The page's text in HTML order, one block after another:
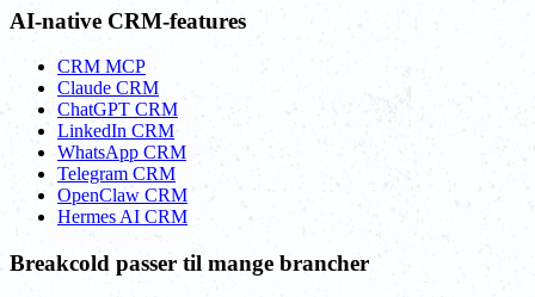
AI-native CRM-features
CRM MCP
Claude CRM
ChatGPT CRM
LinkedIn CRM
WhatsApp CRM
Telegram CRM
OpenClaw CRM
Hermes AI CRM
Breakcold passer til mange brancher